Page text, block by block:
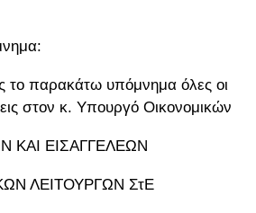
το παρακάτω υπόμνημα όλες οι
στον κ. Υπουργό Οικονομικών
ΚΑΙ ΕΙΣΑΓΓΕΛΕΩΝ
ΛΕΙΤΟΥΡΓΩΝ ΣτΕ